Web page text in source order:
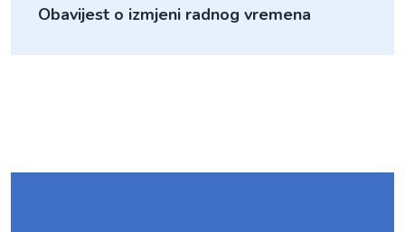
Obavijest o izmjeni radnog vremena